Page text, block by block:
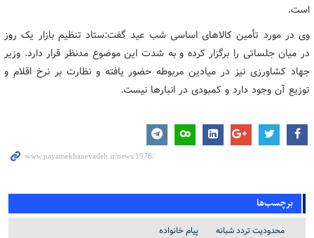
است.
وی در مورد تأمین کالاهای اساسی شب عید گفت:‌ستاد تنظیم بازار یک روز
در میان جلساتی را برگزار کرده و به شدت این موضوع مدنظر قرار دارد. وزیر
جهاد کشاورزی نیز در میادین مربوطه حضور یافته و نظارت بر نرخ اقلام و
توزیع آن وجود دارد و کمبودی در انبارها نیست.
برچسب‌ها
محدودیت تردد شبانه پیام خانواده